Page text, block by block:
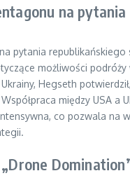
na
pytania republikańskiego
możliwości podróży
Hegseth
między USA a
co pozwala na